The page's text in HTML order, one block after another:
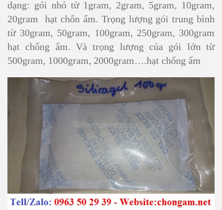
dạng: gói nhỏ từ 1gram, 2gram, 5gram, 10gram,
20gram hạt chốn ẩm. Trọng lượng gói trung bình
từ 30gram, 50gram, 100gram, 250gram, 300gram
hạt chống ẩm. Và trọng lượng của gói lớn từ
500gram, 1000gram, 2000gram….hạt chống ẩm